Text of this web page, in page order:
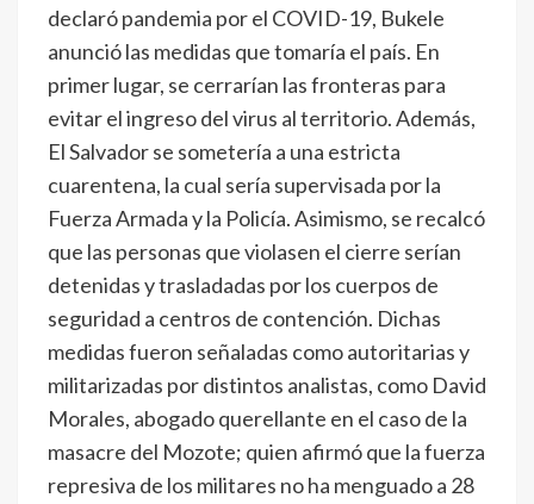
declaró pandemia por el COVID-19, Bukele
anunció las medidas que tomaría el país. En
primer lugar, se cerrarían las fronteras para
evitar el ingreso del virus al territorio. Además,
El Salvador se sometería a una estricta
cuarentena, la cual sería supervisada por la
Fuerza Armada y la Policía. Asimismo, se recalcó
que las personas que violasen el cierre serían
detenidas y trasladadas por los cuerpos de
seguridad a centros de contención. Dichas
medidas fueron señaladas como autoritarias y
militarizadas por distintos analistas, como David
Morales, abogado querellante en el caso de la
masacre del Mozote; quien afirmó que la fuerza
represiva de los militares no ha menguado a 28